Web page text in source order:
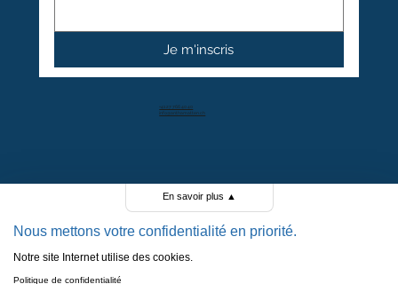
POLITIQUE DE CONFIDENTIALITÉ
+41 27 766 40 40
info@anthamatten.ch
Je m'inscris
4.4
+ de 100 avis clients
En savoir plus ▲
Nous mettons votre confidentialité en priorité.
Notre site Internet utilise des cookies.
Politique de confidentialité